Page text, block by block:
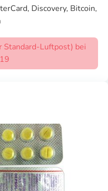
Discovery, Bitcoin,
Standard-Luftpost) bei